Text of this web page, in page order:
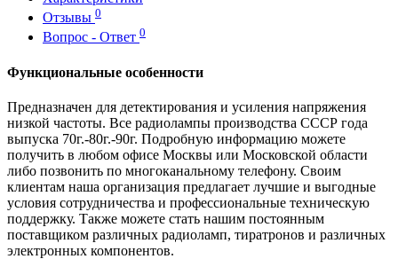
Отзывы 0
Вопрос - Ответ 0
Функциональные особенности
Предназначен для детектирования и усиления напряжения
низкой частоты. Все радиолампы производства СССР года
выпуска 70г.-80г.-90г. Подробную информацию можете
получить в любом офисе Москвы или Московской области
либо позвонить по многоканальному телефону. Своим
клиентам наша организация предлагает лучшие и выгодные
условия сотрудничества и профессиональные техническую
поддержку. Также можете стать нашим постоянным
поставщиком различных радиоламп, тиратронов и различных
электронных компонентов.